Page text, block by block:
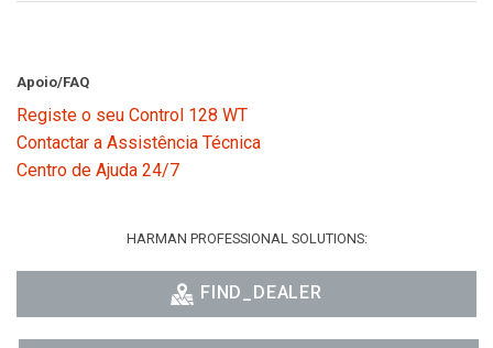
Apoio/FAQ
Registe o seu Control 128 WT
Contactar a Assistência Técnica
Centro de Ajuda 24/7
HARMAN PROFESSIONAL SOLUTIONS:
FIND_DEALER